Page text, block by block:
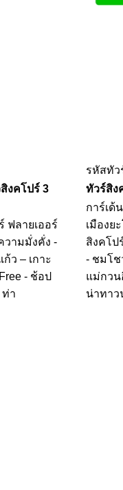
งคโปร์ 3
ฟลายเออร์
วามมั่งคั่ง -
ว – เกาะ
- ช้อป
ท่า
รหัสทัว
ทัวร์สิง
การ์เด้
เมืองย
สิงคโป
- ชมโช
แม่กวน
น่าทาว